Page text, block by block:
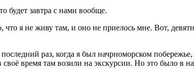
будет завтра с нами вообще.
я не живу там, и оно не приелось мне. Вот,
раз, когда я был начрноморском
своё время там возили на экскурсии. Но это было в